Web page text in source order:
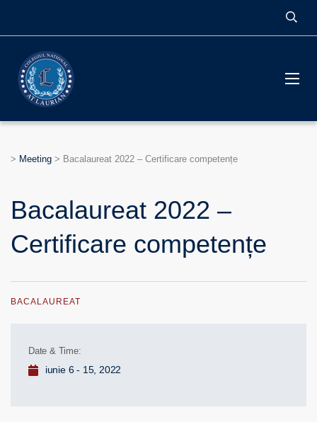
> Meeting > Bacalaureat 2022 – Certificare competențe
Bacalaureat 2022 –
Certificare competențe
BACALAUREAT
Date & Time:
iunie 6 - 15, 2022